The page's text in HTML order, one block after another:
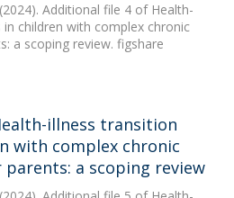
Additional file 4 of Health-
children with complex chronic
a scoping review. figshare
illness transition
with complex chronic
a scoping review